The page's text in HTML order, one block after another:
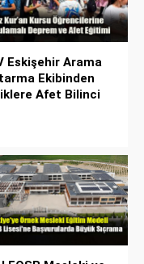
Eskişehir Arama
Ekibinden
Afet Bilinci